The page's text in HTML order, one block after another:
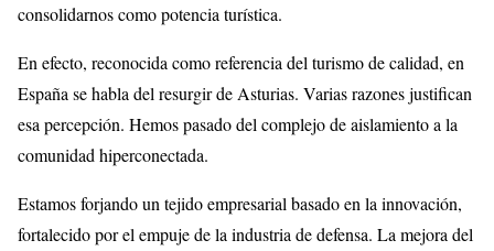
consolidarnos como potencia turística.
En efecto, reconocida como referencia del turismo de calidad, en
España se habla del resurgir de Asturias. Varias razones justifican
esa percepción. Hemos pasado del complejo de aislamiento a la
comunidad hiperconectada.
Estamos forjando un tejido empresarial basado en la innovación,
fortalecido por el empuje de la industria de defensa. La mejora del